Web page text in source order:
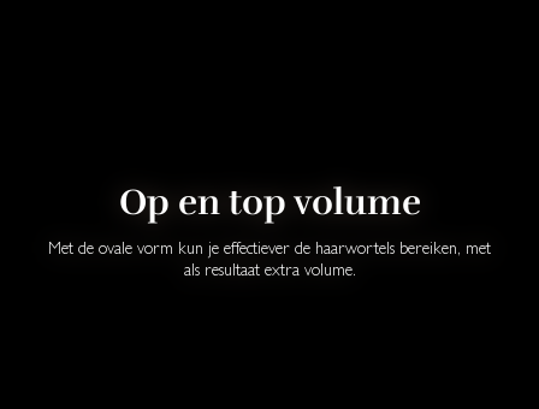
Op en top volume
Met de ovale vorm kun je effectiever de haarwortels bereiken, met
als resultaat extra volume.